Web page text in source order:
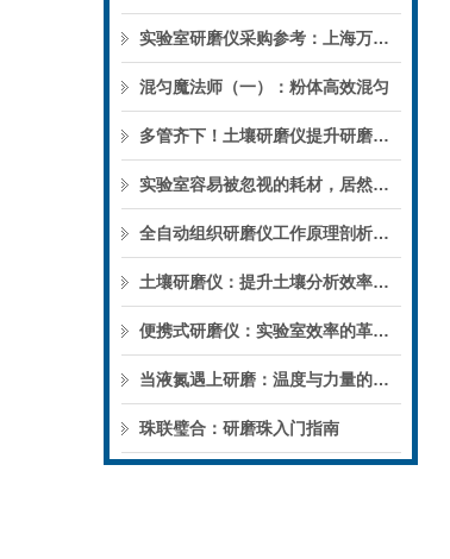
实验室研磨仪采购参考：上海万柏冷冻、皮肤、高通量组织研磨仪性能对比
混匀魔法师（一）：粉体高效混匀
多管齐下！土壤研磨仪提升研磨效率！
实验室容易被忽视的耗材，居然影响这么大？
全自动组织研磨仪工作原理剖析，解决硬质、软性组织研磨难题
土壤研磨仪：提升土壤分析效率与精度的利器
便携式研磨仪：实验室效率的革新者
当液氮遇上研磨：温度与力量的碰撞
珠联璧合：研磨珠入门指南